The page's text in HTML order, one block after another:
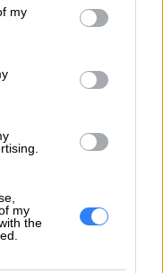
my
my
the
4-cell Li-ion